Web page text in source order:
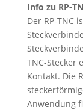
Info zu RP-
Der RP-TNC
TNC-Stecker
Kontakt. Die
Anwendung